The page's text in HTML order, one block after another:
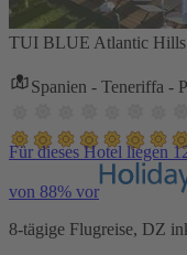
TUI BLUE Atlantic
Spanien - Teneriffa -
Für dieses Hotel liegen
von 88% vor
8-tägige Flugreise, DZ